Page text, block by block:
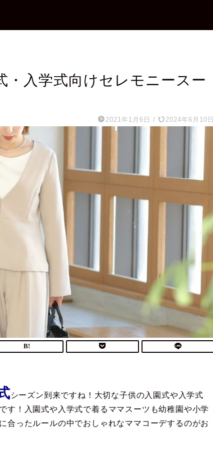
・入学式向けセレモニースー
2021年1月6日 / 2024年6月10日
シーズン到来ですね！大切な子供の入園式や入学式
す！入園式や入学式で着るママスーツも幼稚園や小学
合ったルールの中でおしゃれなママコーデするのがお